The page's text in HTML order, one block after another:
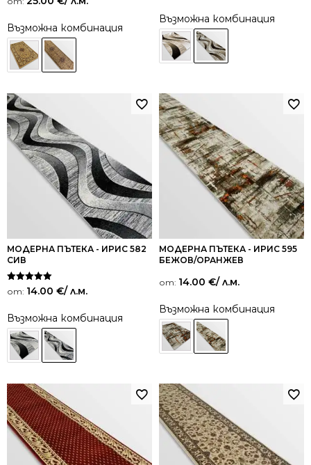
5.00
Възможна комбинация
Възможна комбинация
МОДЕРНА ПЪТЕКА - ИРИС 582
СИВ
Оценено на
5.00
от: 14.00 €/ л.м.
Възможна комбинация
МОДЕРНА ПЪТЕКА - ИРИС 595
БЕЖОВ/ОРАНЖЕВ
от: 14.00 €/ л.м.
Възможна комбинация